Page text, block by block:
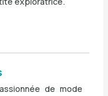
de mode